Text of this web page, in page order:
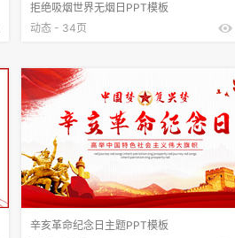
拒绝吸烟世界无烟日PPT模板
动态 - 34页
辛亥革命纪念日主题PPT模板